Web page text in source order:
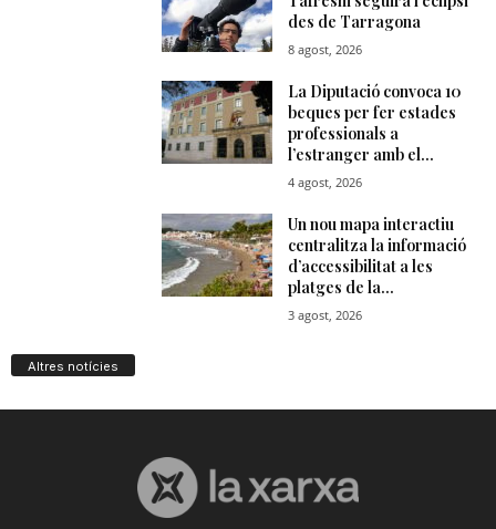
Altres notícies